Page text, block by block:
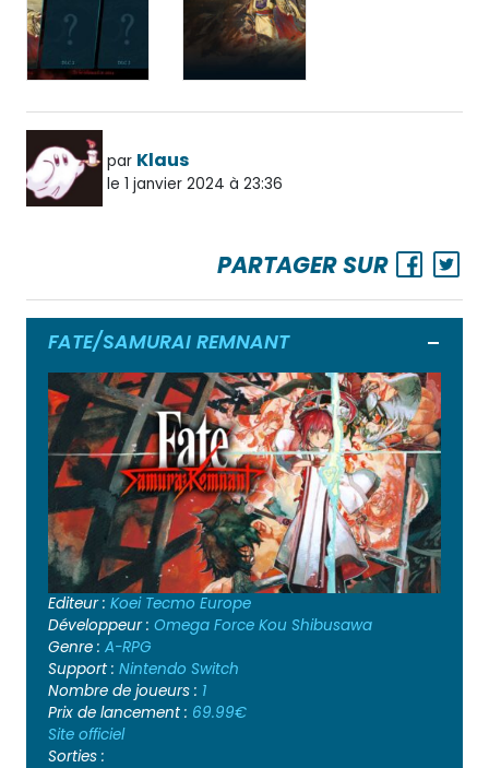
par Klaus
le 1 janvier 2024 à 23:36
PARTAGER SUR
FATE/SAMURAI REMNANT
Editeur : Koei Tecmo Europe
Développeur : Omega Force Kou Shibusawa
Genre : A-RPG
Support : Nintendo Switch
Nombre de joueurs : 1
Prix de lancement : 69.99€
Site officiel
Sorties :